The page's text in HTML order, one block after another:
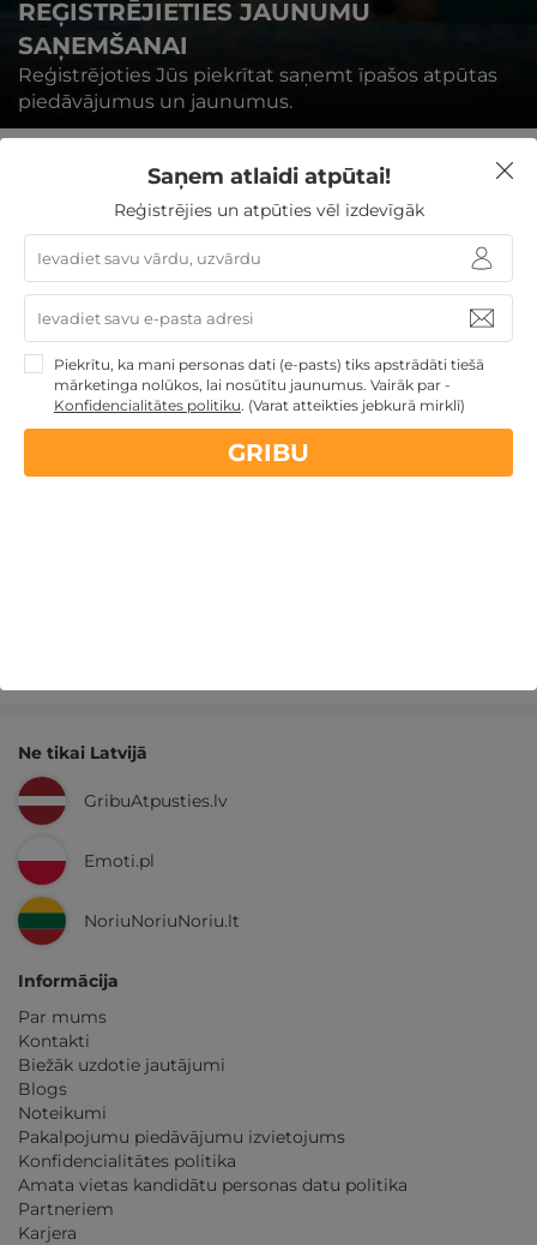
REĢISTRĒJIETIES JAUNUMU
SAŅEMŠANAI
Reģistrējoties Jūs piekrītat saņemt īpašos atpūtas
piedāvājumus un jaunumus.
REĢISTRĒTIES
apkalpošanas un administrācijas
Ne tikai Latvijā
GribuAtpusties.lv
Emoti.pl
NoriuNoriuNoriu.lt
Informācija
Par mums
Kontakti
Biežāk uzdotie jautājumi
Blogs
Noteikumi
Pakalpojumu piedāvājumu izvietojums
Konfidencialitātes politika
Amata vietas kandidātu personas datu politika
Partneriem
Karjera
Saņem atlaidi atpūtai!
Reģistrējies un atpūties vēl izdevīgāk
Piekrītu, ka mani personas dati (e-pasts) tiks apstrādāti tiešā
mārketinga nolūkos, lai nosūtītu jaunumus. Vairāk par -
Konfidencialitātes politiku. (Varat atteikties jebkurā mirklī)
GRIBU